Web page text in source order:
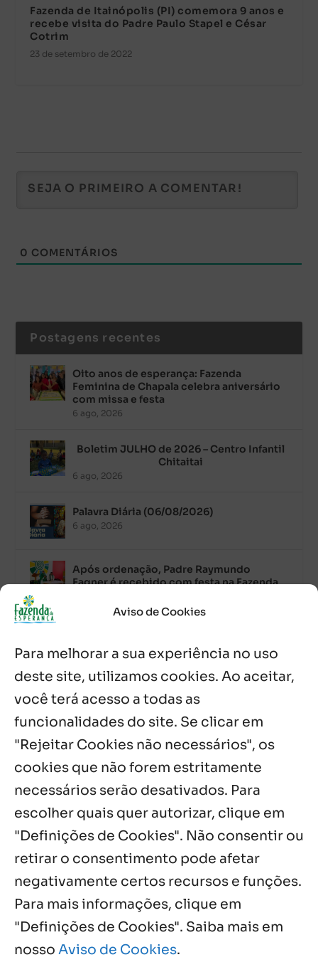
Aviso de Cookies
Para melhorar a sua experiência no uso
deste site, utilizamos cookies. Ao aceitar,
você terá acesso a todas as
funcionalidades do site. Se clicar em
"Rejeitar Cookies não necessários", os
cookies que não forem estritamente
necessários serão desativados. Para
escolher quais quer autorizar, clique em
"Definições de Cookies". Não consentir ou
retirar o consentimento pode afetar
negativamente certos recursos e funções.
Para mais informações, clique em
"Definições de Cookies". Saiba mais em
nosso Aviso de Cookies.
Fazenda de Itainópolis (PI) comemora 9 anos e
recebe visita do Padre Paulo Stapel e César
Cotrim
23 de setembro de 2022
0 COMENTÁRIOS
Postagens recentes
Oito anos de esperança: Fazenda
Feminina de Chapala celebra aniversário
com missa e festa
6 ago, 2026
Boletim JULHO de 2026 – Centro Infantil
Chitaitai
6 ago, 2026
Palavra Diária (06/08/2026)
6 ago, 2026
Após ordenação, Padre Raymundo
Fagner é recebido com festa na Fazenda
5 ago, 2026
Fazenda Dom Mário comemora 5 anos
com testemunhos e missa em São
Cristóvão
5 ago, 2026
Palavra Diária (05/08/2026)
Notícias por Categoria
Agosto, 2026